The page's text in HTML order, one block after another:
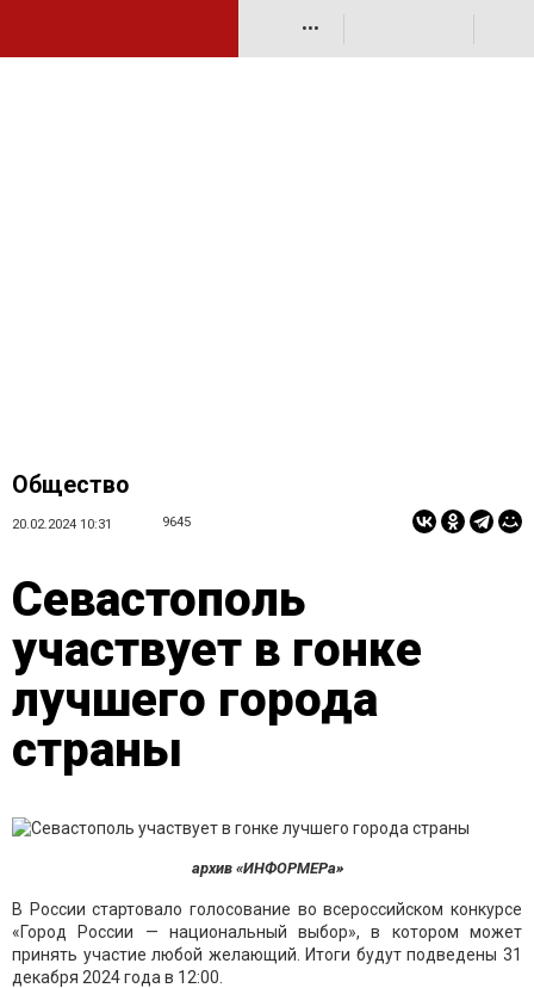
•••
Общество
20.02.2024 10:31 9645
Севастополь
участвует в гонке
лучшего города
страны
архив «ИНФОРМЕРа»
В России стартовало голосование во всероссийском конкурсе
«Город России — национальный выбор», в котором может
принять участие любой желающий. Итоги будут подведены 31
декабря 2024 года в 12:00.